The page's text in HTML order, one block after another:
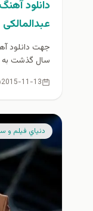
دانلود
جهت دانلود
سال گذشت به
2015-11-13
دنياي فيلم و